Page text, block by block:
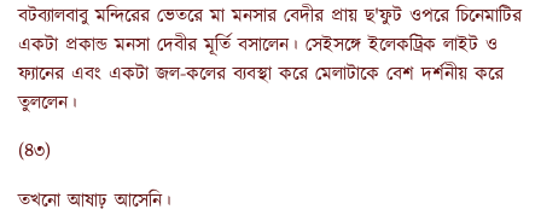
বটব্যালবাবু মন্দিরের ভেতরে মা মনসার বেদীর প্রায় ছ'ফুট ওপরে চিনেমাটির
একটা প্রকান্ড মনসা দেবীর মূর্তি বসালেন। সেইসঙ্গে ইলেকট্রিক লাইট ও
ফ্যানের এবং একটা জল-কলের ব্যবস্থা করে মেলাটাকে বেশ দর্শনীয় করে
তুললেন।
(৪৩)
তখনো আষাঢ় আসেনি।